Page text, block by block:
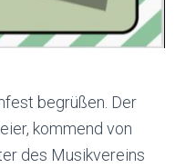
begrüßen. Der
kommend von
des Musikvereins